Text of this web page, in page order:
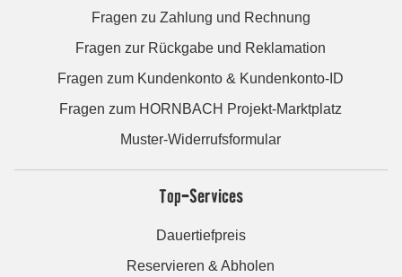
Fragen zu Zahlung und Rechnung
Fragen zur Rückgabe und Reklamation
Fragen zum Kundenkonto & Kundenkonto-ID
Fragen zum HORNBACH Projekt-Marktplatz
Muster-Widerrufsformular
Top-Services
Dauertiefpreis
Reservieren & Abholen